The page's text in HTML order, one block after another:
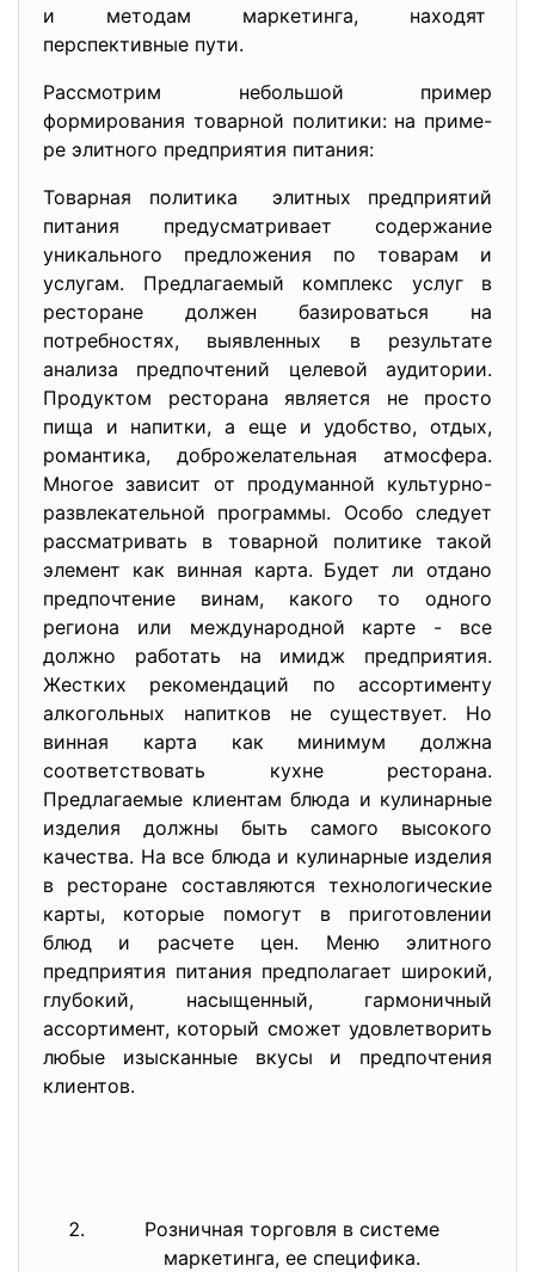
и методам маркетинга, находят
перспективные пути.
Рассмотрим небольшой пример
формирования товарной политики: на приме-
ре элитного предприятия питания:
Товарная политика элитных предприятий
питания предусматривает содержание
уникального предложения по товарам и
услугам. Предлагаемый комплекс услуг в
ресторане должен базироваться на
потребностях, выявленных в результате
анализа предпочтений целевой аудитории.
Продуктом ресторана является не просто
пища и напитки, а еще и удобство, отдых,
романтика, доброжелательная атмосфера.
Многое зависит от продуманной культурно-
развлекательной программы. Особо следует
рассматривать в товарной политике такой
элемент как винная карта. Будет ли отдано
предпочтение винам, какого то одного
региона или международной карте - все
должно работать на имидж предприятия.
Жестких рекомендаций по ассортименту
алкогольных напитков не существует. Но
винная карта как минимум должна
соответствовать кухне ресторана.
Предлагаемые клиентам блюда и кулинарные
изделия должны быть самого высокого
качества. На все блюда и кулинарные изделия
в ресторане составляются технологические
карты, которые помогут в приготовлении
блюд и расчете цен. Меню элитного
предприятия питания предполагает широкий,
глубокий, насыщенный, гармоничный
ассортимент, который сможет удовлетворить
любые изысканные вкусы и предпочтения
клиентов.
Розничная торговля в системе
маркетинга, ее специфика.